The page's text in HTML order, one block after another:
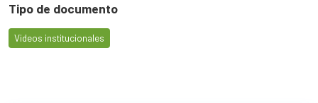
Tipo de documento
Videos institucionales